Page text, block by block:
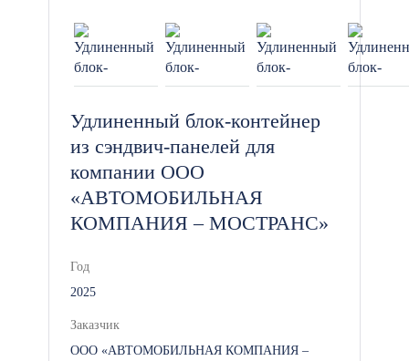
Удлиненный блок-контейнер
из сэндвич-панелей для
компании ООО
«АВТОМОБИЛЬНАЯ
КОМПАНИЯ – МОСТРАНС»
Год
2025
Заказчик
ООО «АВТОМОБИЛЬНАЯ КОМПАНИЯ –